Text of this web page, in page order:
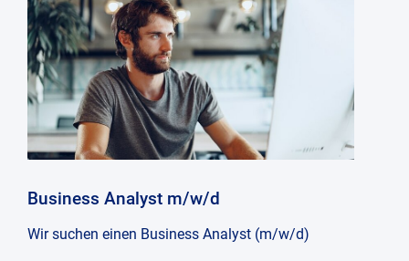
Business Analyst m/w/d
Wir suchen einen Business Analyst (m/w/d)